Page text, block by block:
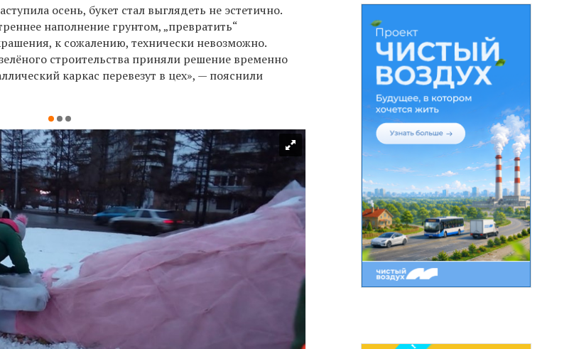
осень, букет стал выглядеть не эстетично.
наполнение грунтом, „превратить“
к сожалению, технически невозможно.
строительства приняли решение временно
каркас перевезут в цех», — пояснили